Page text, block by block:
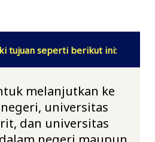
tujuan seperti berikut ini:
melanjutkan ke
universitas
dan universitas